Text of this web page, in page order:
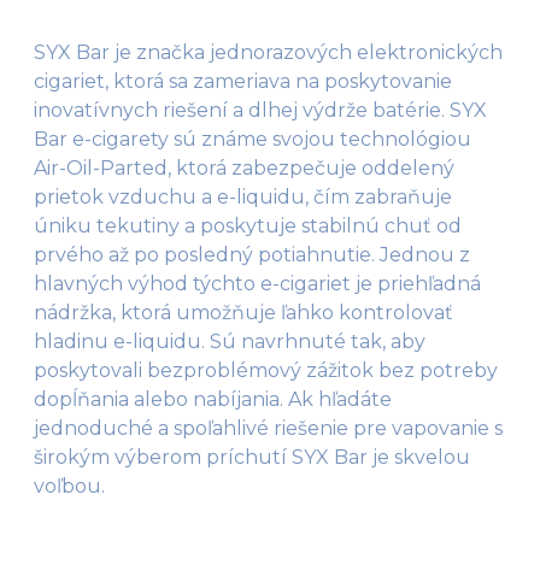
SYX Bar je značka jednorazových elektronických
cigariet, ktorá sa zameriava na poskytovanie
inovatívnych riešení a dlhej výdrže batérie. SYX
Bar e-cigarety sú známe svojou technológiou
Air-Oil-Parted, ktorá zabezpečuje oddelený
prietok vzduchu a e-liquidu, čím zabraňuje
úniku tekutiny a poskytuje stabilnú chuť od
prvého až po posledný potiahnutie. Jednou z
hlavných výhod týchto e-cigariet je priehľadná
nádržka, ktorá umožňuje ľahko kontrolovať
hladinu e-liquidu​. Sú navrhnuté tak, aby
poskytovali bezproblémový zážitok bez potreby
dopĺňania alebo nabíjania. Ak hľadáte
jednoduché a spoľahlivé riešenie pre vapovanie s
širokým výberom príchutí SYX Bar je skvelou
voľbou.